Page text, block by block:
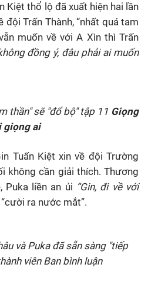
Kiệt thổ lộ đã xuất hiện hai lần
Trấn Thành, “nhất quá tam
muốn về với A Xìn thì Trấn
đồng ý, đâu phải ai muốn
thần" sẽ "đổ bộ" tập 11 Giọng
giọng ai
Tuấn Kiệt xin về đội Trường
không cần giải thích. Thương
liền an ủi “Gin, đi về với
ra nước mắt”.
và Puka đã sẵn sàng "tiếp
viên Ban bình luận